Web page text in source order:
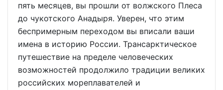
пять месяцев, вы прошли от волжского Плеса
до чукотского Анадыря. Уверен, что этим
беспримерным переходом вы вписали ваши
имена в историю России. Трансарктическое
путешествие на пределе человеческих
возможностей продолжило традиции великих
российских мореплавателей и